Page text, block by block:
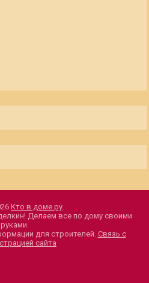
Кто в доме.ру.
Делаем все по дому своими
руками.
для строителей. Связь с
сайта